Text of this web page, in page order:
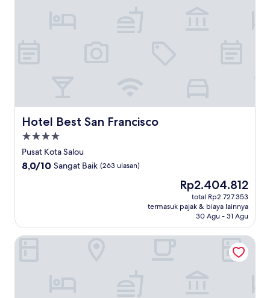
Hotel Best San Francisco
Hotel Best San Francisco
Properti
bintang
4.0
Pusat Kota Salou
8.0
ulasan)
8,0/10 Sangat Baik (263 ulasan)
Harga
sekarang
Rp2.404.812
Rp2.404.812
total Rp2.727.353
termasuk pajak & biaya lainnya
30 Agu - 31 Agu
4R Gran Regina